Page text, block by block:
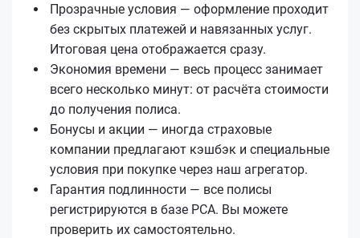
Прозрачные условия — оформление проходит
без скрытых платежей и навязанных услуг.
Итоговая цена отображается сразу.
Экономия времени — весь процесс занимает
всего несколько минут: от расчёта стоимости
до получения полиса.
Бонусы и акции — иногда страховые
компании предлагают кэшбэк и специальные
условия при покупке через наш агрегатор.
Гарантия подлинности — все полисы
регистрируются в базе РСА. Вы можете
проверить их самостоятельно.